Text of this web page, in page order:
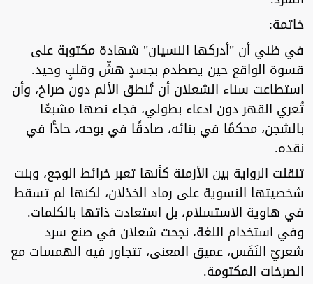
خاتمة:
في ظني أن "أدركها النسيان" شهادة مكتوبة على
قسوة الواقع حين يصطدم بجسدٍ هشّ وقلبٍ وحيد.
استطاعت سناء الشعلان أن تُنطق الألم دون صراخ، وأن
تُعري القهر دون ادعاء بطولي، فجاء نصها مشبعًا
بالشجن، محكمًا في بنائه، صادقًا في بوحه، حادًّا في
نقده.
تنقلت الرواية بين الأزمنة كأنها تعبر خرائط الوجع، وبنت
شخصيتها النسوية على رماد الخذلان، لكنها لم تسقط
في هاوية الاستسلام، بل استعادت ذاتها بالكلمات.
وفي استخدام اللغة، نجحت شعلان في صنع سرد
شعريّ النَفَس، عميق المعنى، تتجاور فيه الهمسات مع
الصرخات المكتومة.